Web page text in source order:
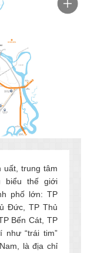
uất, trung tâm
biểu thế giới
phố lớn: TP
Đức, TP Thủ
Bến Cát, TP
“trái tim”
là địa chỉ